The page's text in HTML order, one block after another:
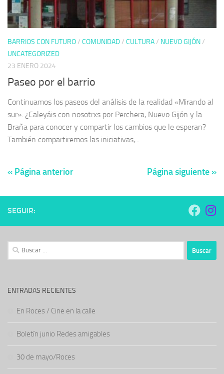
BARRIOS CON FUTURO/ COMUNIDAD/ CULTURA/ NUEVO GIJÓN/
UNCATEGORIZED
23 ENERO 2024
Paseo por el barrio
Continuamos los paseos del análisis de la realidad «Mirando al
sur». ¿Caleyáis con nosotrxs por Perchera, Nuevo Gijón y la
Braña para conocer y compartir los cambios que le esperan?
También compartiremos las iniciativas,...
« Página anterior Página siguiente »
SEGUIR:
Buscar:
ENTRADAS RECIENTES
En Roces / Cine en la calle
Boletín junio Redes amigables
30 de mayo/Roces